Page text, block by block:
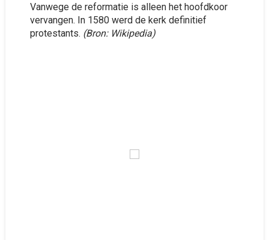
Vanwege de reformatie is alleen het hoofdkoor
vervangen. In 1580 werd de kerk definitief
protestants. (Bron: Wikipedia)